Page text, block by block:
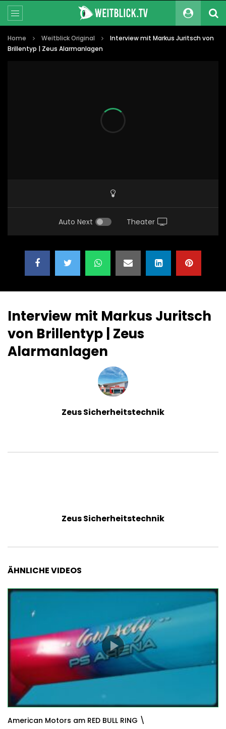
Home Weitblick Original
Interview mit Markus Juritsch von
Brillentyp | Zeus Alarmanlagen
Auto Next Theater
Interview mit Markus Juritsch
von Brillentyp | Zeus
Alarmanlagen
Zeus Sicherheitstechnik
Zeus Sicherheitstechnik
ÄHNLICHE VIDEOS
American Motors am RED BULL RING \